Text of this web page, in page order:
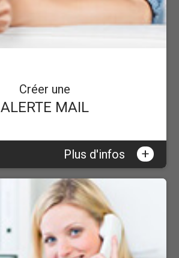
Créer une
ALERTE MAIL
Plus d'infos +